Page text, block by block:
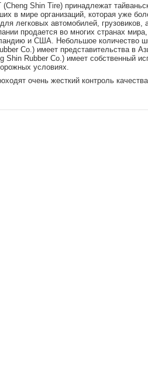
Shin Tire) принадлежат
в мире организаций, которая уже
легковых автомобилей, грузовиков,
продается во многих странах
и США. Небольшое количество
Co.) имеет представительства в
Shin Rubber Co.) имеет собственный
условиях.
очень жесткий контроль